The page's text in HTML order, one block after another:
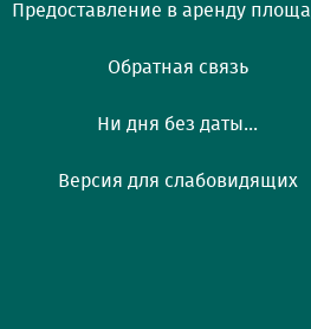
Предоставление в аренду
Обратная связь
Ни дня без даты...
Версия для слабовидящих